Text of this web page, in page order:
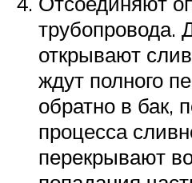
трубопровода.
открывают
ждут полного
обратно в бак,
процесса
перекрывают